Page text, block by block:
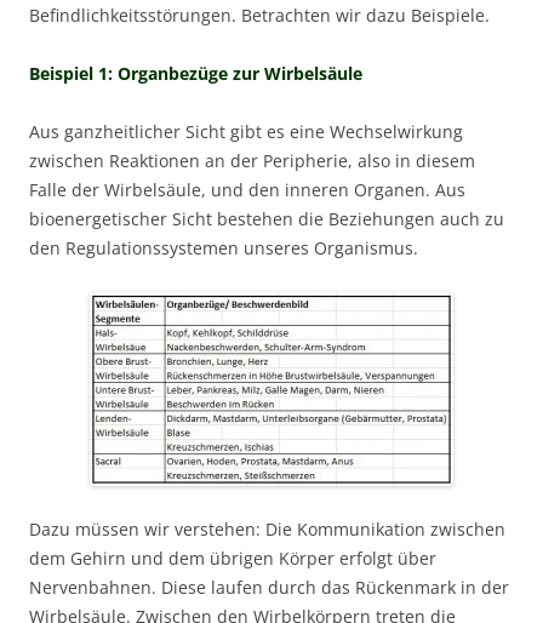
Befindlichkeitsstörungen. Betrachten wir dazu Beispiele.
Beispiel 1: Organbezüge zur Wirbelsäule
Aus ganzheitlicher Sicht gibt es eine Wechselwirkung
zwischen Reaktionen an der Peripherie, also in diesem
Falle der Wirbelsäule, und den inneren Organen. Aus
bioenergetischer Sicht bestehen die Beziehungen auch zu
den Regulationssystemen unseres Organismus.
Dazu müssen wir verstehen: Die Kommunikation zwischen
dem Gehirn und dem übrigen Körper erfolgt über
Nervenbahnen. Diese laufen durch das Rückenmark in der
Wirbelsäule. Zwischen den Wirbelkörpern treten die